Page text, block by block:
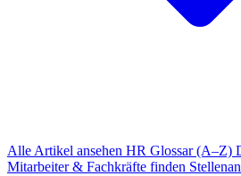
Alle Artikel ansehen HR Glossar (A–Z)
Mitarbeiter & Fachkräfte finden